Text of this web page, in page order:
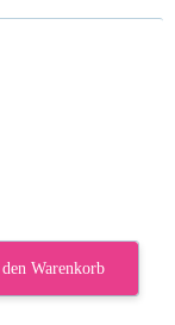
Warenkorb